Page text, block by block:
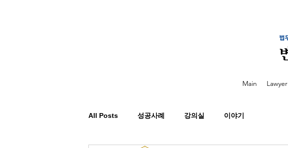
Main Lawyer
All Posts 성공사례 강의실 이야기